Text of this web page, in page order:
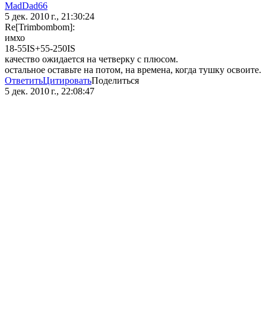
MadDad66
5 дек. 2010 г., 21:30:24
Re[Trimbombom]:
имхо
18-55IS+55-250IS
качество ожидается на четверку с плюсом.
остальное оставьте на потом, на времена, когда тушку освоите.
ОтветитьЦитироватьПоделиться
5 дек. 2010 г., 22:08:47